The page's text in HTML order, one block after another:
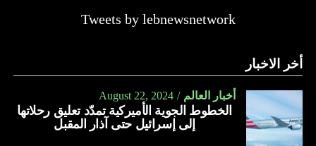
Tweets by lebnewsnetwork
أخر الاخبار
أخبار العالم August 22, 2024
الخطوط الجوية الأميركية تمدّد تعليق رحلاتها
إلى إسرائيل حتى آذار المقبل